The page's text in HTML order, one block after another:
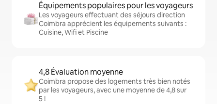
Équipements populaires pour les voyageurs
Les voyageurs effectuant des séjours direction
Coimbra apprécient les équipements suivants :
Cuisine, Wifi et Piscine
4,8 Évaluation moyenne
Coimbra propose des logements très bien notés
par les voyageurs, avec une moyenne de 4,8 sur
5 !